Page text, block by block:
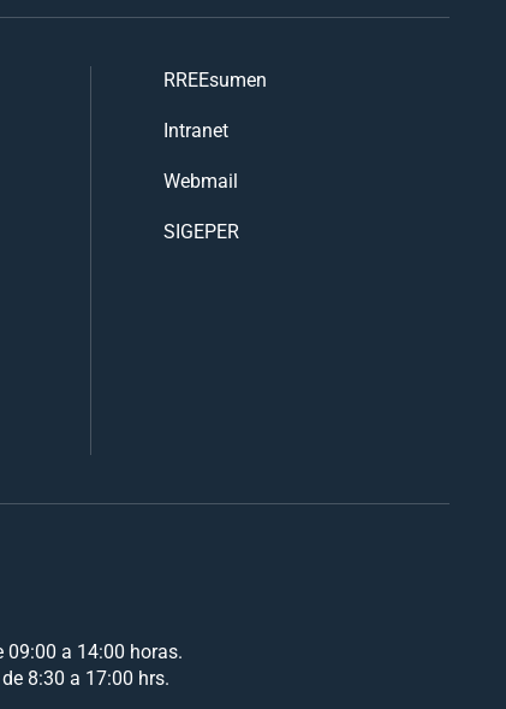
RREEsumen
Intranet
Webmail
SIGEPER
09:00 a 14:00 horas.
8:30 a 17:00 hrs.